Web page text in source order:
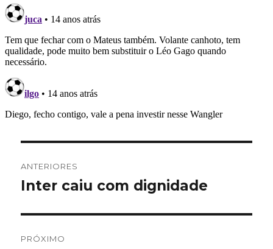
de
ANTERIORES
Post
Inter caiu com dignidade
PRÓXIMO